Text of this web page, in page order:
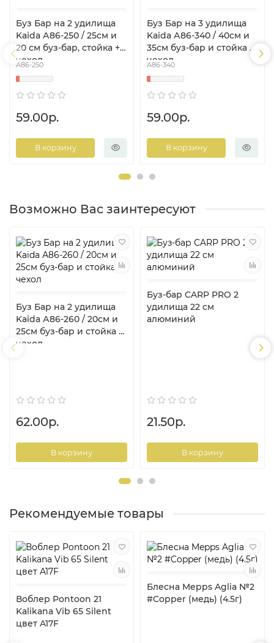
Буз Бар на 2 удилища
Kaida А86-250 / 25см и
20 см буз-бар, стойка +
чехол
A86-250
59.00р.
В корзину
Буз Бар на 3 удилища
Kaida А86-340 / 40см и
35см буз-бар и стойка +
чехол
A86-340
59.00р.
В корзину
Возможно Вас заинтересуют
Буз Бар на 2 удилища
Kaida А86-260 / 20см и
25см буз-бар и стойка +
чехол
62.00р.
В корзину
Буз-бар CARP PRO 2
удилища 22 см
алюминий
21.50р.
В корзину
Рекомендуемые товары
Воблер Pontoon 21
Kalikana Vib 65 Silent
цвет A17F
Блесна Mepps Aglia №2
#Copper (медь) (4.5г)